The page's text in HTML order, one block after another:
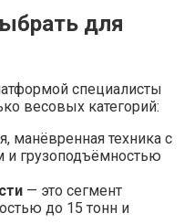
для
специалисты
весовых категорий:
манёвренная техника с
и грузоподъёмностью
— это сегмент
до 15 тонн и